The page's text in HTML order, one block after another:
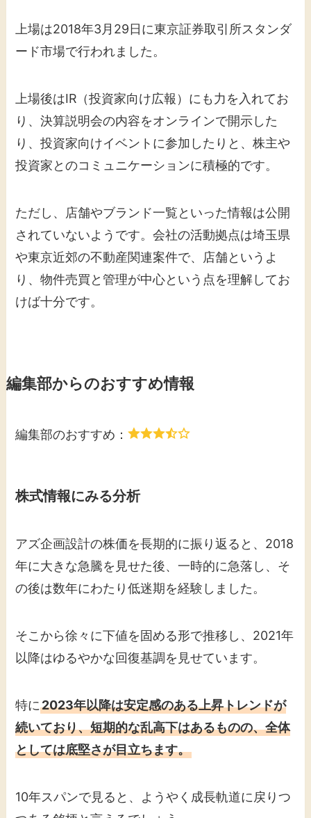
上場は2018年3月29日に東京証券取引所スタンダ
ード市場で行われました。
上場後はIR（投資家向け広報）にも力を入れてお
り、決算説明会の内容をオンラインで開示した
り、投資家向けイベントに参加したりと、株主や
投資家とのコミュニケーションに積極的です。
ただし、店舗やブランド一覧といった情報は公開
されていないようです。会社の活動拠点は埼玉県
や東京近郊の不動産関連案件で、店舗というよ
り、物件売買と管理が中心という点を理解してお
けば十分です。
編集部からのおすすめ情報
編集部のおすすめ：
株式情報にみる分析
アズ企画設計の株価を長期的に振り返ると、2018
年に大きな急騰を見せた後、一時的に急落し、そ
の後は数年にわたり低迷期を経験しました。
そこから徐々に下値を固める形で推移し、2021年
以降はゆるやかな回復基調を見せています。
特に2023年以降は安定感のある上昇トレンドが
続いており、短期的な乱高下はあるものの、全体
としては底堅さが目立ちます。
10年スパンで見ると、ようやく成長軌道に戻りつ